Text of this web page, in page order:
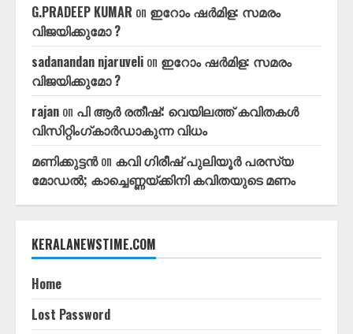
G.PRADEEP KUMAR on ഇറോം ഷർമിള: സമരം
വിജയിക്കുമോ ?
sadanandan njaruveli on ഇറോം ഷർമിള: സമരം
വിജയിക്കുമോ ?
rajan on പി ആർ രതീഷ്: വെയിലത്ത്‌ കവിതകൾ
വിസിറ്റിംഗ്കാർഡാകുന്ന വിധം
മണിക്കുട്ടൻon കവി ഗിരീഷ്‌ പുലിയൂർ പരസ്യ
മോഡൽ; കാച്ചെണ്ണയ്ക്കിനി കവിതയുടെ മണം
KERALANEWSTIME.COM
Home
Lost Password